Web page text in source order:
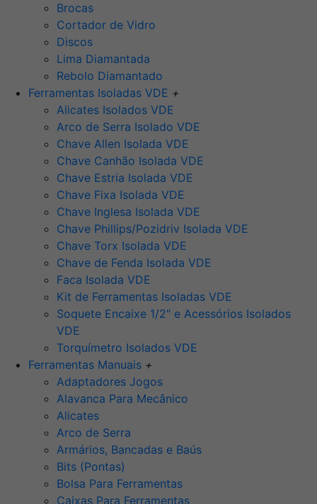
Brocas
Cortador de Vidro
Discos
Lima Diamantada
Rebolo Diamantado
Ferramentas Isoladas VDE +
Alicates Isolados VDE
Arco de Serra Isolado VDE
Chave Allen Isolada VDE
Chave Canhão Isolada VDE
Chave Estria Isolada VDE
Chave Fixa Isolada VDE
Chave Inglesa Isolada VDE
Chave Phillips/Pozidriv Isolada VDE
Chave Torx Isolada VDE
Chave de Fenda Isolada VDE
Faca Isolada VDE
Kit de Ferramentas Isoladas VDE
Soquete Encaixe 1/2" e Acessórios Isolados
VDE
Torquímetro Isolados VDE
Ferramentas Manuais +
Adaptadores Jogos
Alavanca Para Mecânico
Alicates
Arco de Serra
Armários, Bancadas e Baús
Bits (Pontas)
Bolsa Para Ferramentas
Caixas Para Ferramentas